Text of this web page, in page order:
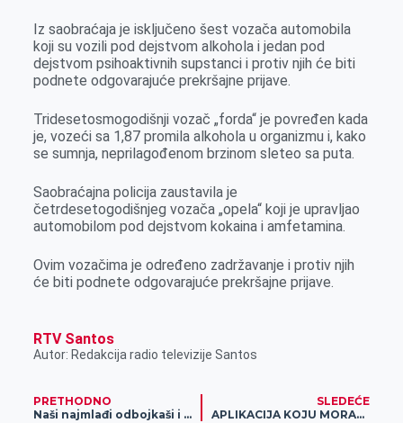
Iz saobraćaja je isključeno šest vozača automobila
koji su vozili pod dejstvom alkohola i jedan pod
dejstvom psihoaktivnih supstanci i protiv njih će biti
podnete odgovarajuće prekršajne prijave.
Tridesetosmogodišnji vozač „forda“ je povređen kada
je, vozeći sa 1,87 promila alkohola u organizmu i, kako
se sumnja, neprilagođenom brzinom sleteo sa puta.
Saobraćajna policija zaustavila je
četrdesetogodišnjeg vozača „opela“ koji je upravljao
automobilom pod dejstvom kokaina i amfetamina.
Ovim vozačima je određeno zadržavanje i protiv njih
će biti podnete odgovarajuće prekršajne prijave.
RTV Santos
Autor: Redakcija radio televizije Santos
PRETHODNO
Naši najmlađi odbojkaši i odbojkašice plasirali se na finalni turnir prvenstva Vojvodine
SLEDEĆE
APLIKACIJA KOJU MORAŠ IMATI U SVOM TELEFONU: Svet klađenja je na dohvat ruke, a stiže i spektakularan bonus!